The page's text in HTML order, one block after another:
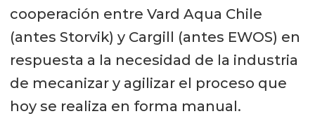
cooperación entre Vard Aqua Chile
(antes Storvik) y Cargill (antes EWOS) en
respuesta a la necesidad de la industria
de mecanizar y agilizar el proceso que
hoy se realiza en forma manual.